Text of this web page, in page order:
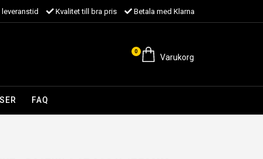
Kvalitet till bra pris Betala med Klarna
0
Varukorg
FAQ